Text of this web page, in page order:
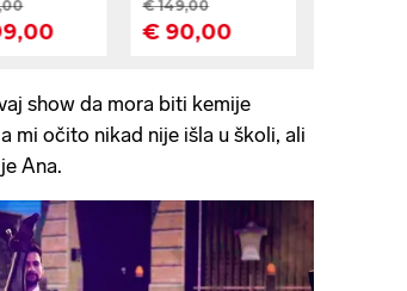
show da mora biti kemije
mi očito nikad nije išla u školi, ali
Ana.